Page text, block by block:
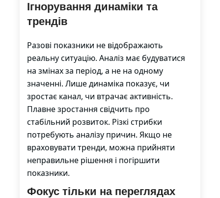
Ігнорування динаміки та
трендів
Разові показники не відображають
реальну ситуацію. Аналіз має будуватися
на змінах за період, а не на одному
значенні. Лише динаміка показує, чи
зростає канал, чи втрачає активність.
Плавне зростання свідчить про
стабільний розвиток. Різкі стрибки
потребують аналізу причин. Якщо не
враховувати тренди, можна прийняти
неправильне рішення і погіршити
показники.
Фокус тільки на переглядах